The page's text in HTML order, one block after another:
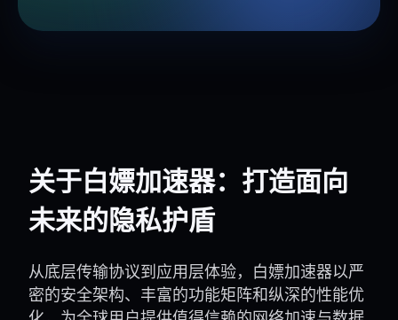
关于白嫖加速器：打造面向
未来的隐私护盾
从底层传输协议到应用层体验，白嫖加速器以严
密的安全架构、丰富的功能矩阵和纵深的性能优